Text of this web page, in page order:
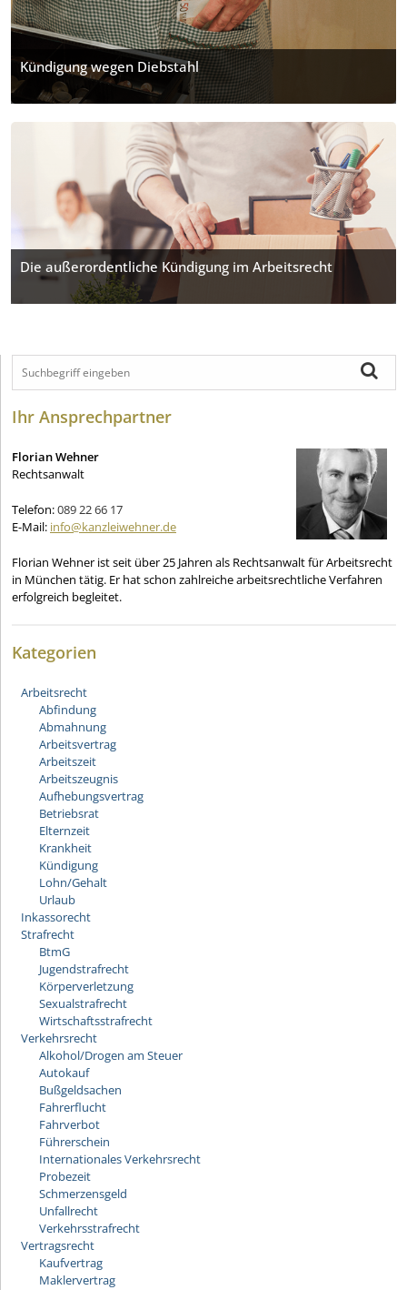
Kündigung wegen Diebstahl
Die außerordentliche Kündigung im Arbeitsrecht
Ihr Ansprechpartner
Florian Wehner
Rechtsanwalt
Telefon:089 22 66 17
E-Mail: info@kanzleiwehner.de
Florian Wehner ist seit über 25 Jahren als Rechtsanwalt für Arbeitsrecht
in München tätig. Er hat schon zahlreiche arbeitsrechtliche Verfahren
erfolgreich begleitet.
Kategorien
Arbeitsrecht
Abfindung
Abmahnung
Arbeitsvertrag
Arbeitszeit
Arbeitszeugnis
Aufhebungsvertrag
Betriebsrat
Elternzeit
Krankheit
Kündigung
Lohn/Gehalt
Urlaub
Inkassorecht
Strafrecht
BtmG
Jugendstrafrecht
Körperverletzung
Sexualstrafrecht
Wirtschaftsstrafrecht
Verkehrsrecht
Alkohol/Drogen am Steuer
Autokauf
Bußgeldsachen
Fahrerflucht
Fahrverbot
Führerschein
Internationales Verkehrsrecht
Probezeit
Schmerzensgeld
Unfallrecht
Verkehrsstrafrecht
Vertragsrecht
Kaufvertrag
Maklervertrag